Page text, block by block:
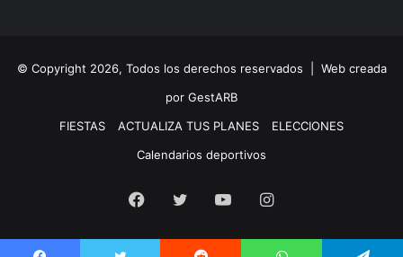
© Copyright 2026, Todos los derechos reservados | Web creada
por GestARB
FIESTAS
ACTUALIZA TUS PLANES
ELECCIONES
Calendarios deportivos
Facebook
Twitter YouTubeInstagram